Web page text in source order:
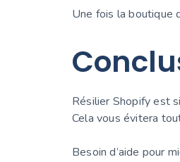
Une fois la boutique
Résilier Shopify est
Cela vous évitera
Besoin d’aide pour